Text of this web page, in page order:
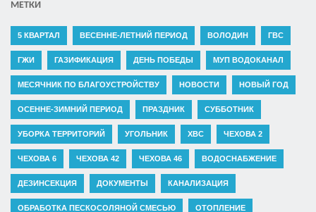
МЕТКИ
5 КВАРТАЛ ВЕСЕННЕ-ЛЕТНИЙ ПЕРИОД ВОЛОДИН ГВС
ГЖИ ГАЗИФИКАЦИЯ ДЕНЬ ПОБЕДЫ МУП ВОДОКАНАЛ
МЕСЯЧНИК ПО БЛАГОУСТРОЙСТВУ НОВОСТИ НОВЫЙ ГОД
ОСЕННЕ-ЗИМНИЙ ПЕРИОД ПРАЗДНИК СУББОТНИК
УБОРКА ТЕРРИТОРИЙ УГОЛЬНИК ХВС ЧЕХОВА 2
ЧЕХОВА 6 ЧЕХОВА 42 ЧЕХОВА 46 ВОДОСНАБЖЕНИЕ
ДЕЗИНСЕКЦИЯ ДОКУМЕНТЫ КАНАЛИЗАЦИЯ
ОБРАБОТКА ПЕСКОСОЛЯНОЙ СМЕСЬЮ ОТОПЛЕНИЕ